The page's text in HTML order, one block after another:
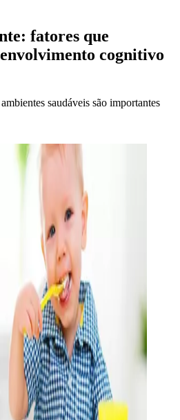
fatores que
cognitivo
saudáveis são importantes